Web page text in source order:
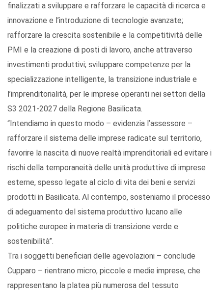
finalizzati a sviluppare e rafforzare le capacità di ricerca e
innovazione e l’introduzione di tecnologie avanzate;
rafforzare la crescita sostenibile e la competitività delle
PMI e la creazione di posti di lavoro, anche attraverso
investimenti produttivi; sviluppare competenze per la
specializzazione intelligente, la transizione industriale e
l’imprenditorialità, per le imprese operanti nei settori della
S3 2021-2027 della Regione Basilicata.
“Intendiamo in questo modo – evidenzia l’assessore –
rafforzare il sistema delle imprese radicate sul territorio,
favorire la nascita di nuove realtà imprenditoriali ed evitare i
rischi della temporaneità delle unità produttive di imprese
esterne, spesso legate al ciclo di vita dei beni e servizi
prodotti in Basilicata. Al contempo, sosteniamo il processo
di adeguamento del sistema produttivo lucano alle
politiche europee in materia di transizione verde e
sostenibilità”.
Tra i soggetti beneficiari delle agevolazioni – conclude
Cupparo – rientrano micro, piccole e medie imprese, che
rappresentano la platea più numerosa del tessuto